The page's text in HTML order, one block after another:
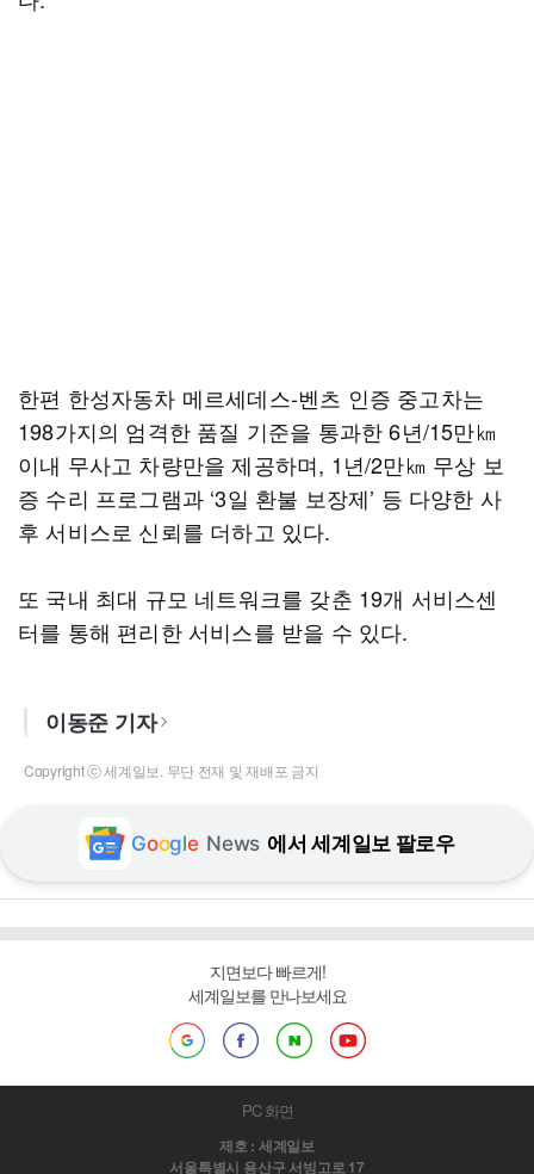
한편 한성자동차 메르세데스-벤츠 인증 중고차는
198가지의 엄격한 품질 기준을 통과한 6년/15만㎞
이내 무사고 차량만을 제공하며, 1년/2만㎞ 무상 보
증 수리 프로그램과 ‘3일 환불 보장제’ 등 다양한 사
후 서비스로 신뢰를 더하고 있다.
또 국내 최대 규모 네트워크를 갖춘 19개 서비스센
터를 통해 편리한 서비스를 받을 수 있다.
이동준 기자
Copyright ⓒ 세계일보. 무단 전재 및 재배포 금지
Google News 에서 세계일보 팔로우
지면보다 빠르게!
세계일보를 만나보세요
PC 화면
제호 : 세계일보
서울특별시 용산구 서빙고로 17